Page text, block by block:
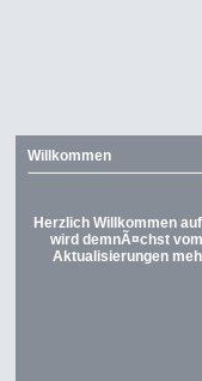
Willkommen
Herzlich Willkommen
wird demnÃ¤chst
Aktualisierungen